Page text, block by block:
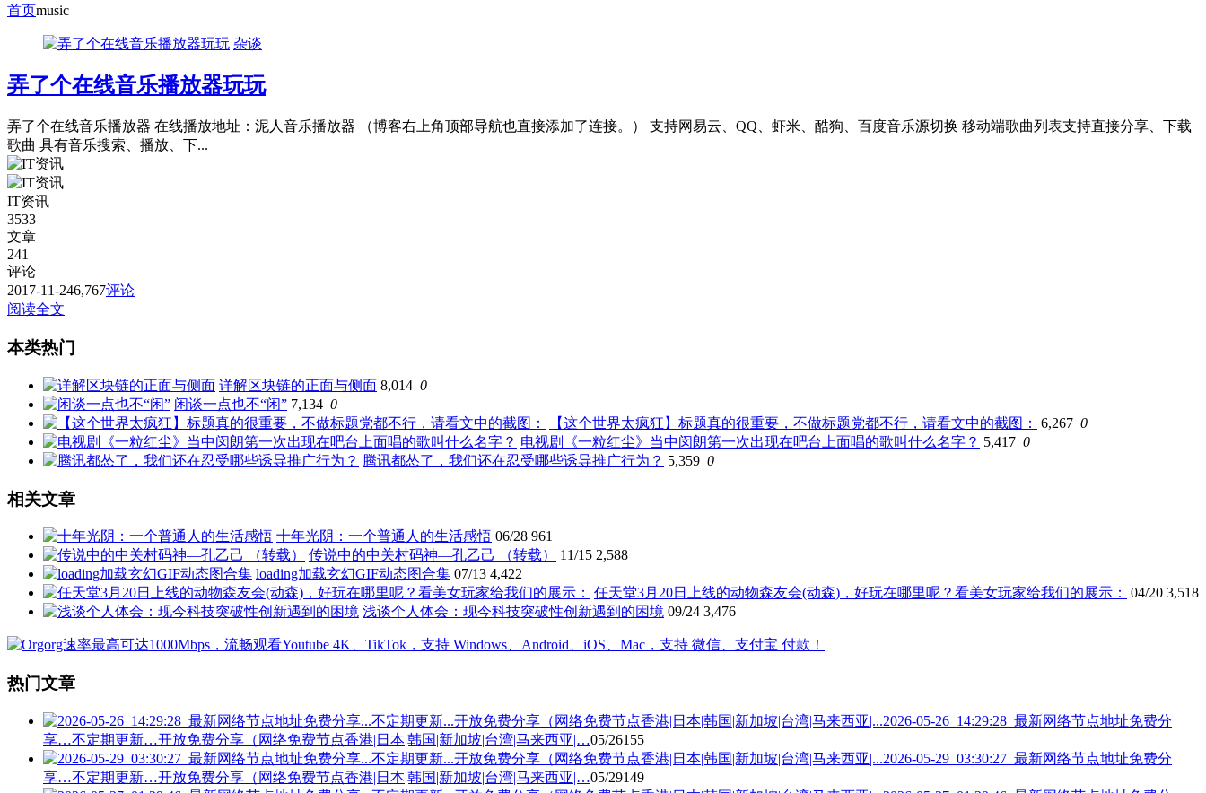
首页music
杂谈
弄了个在线音乐播放器玩玩
弄了个在线音乐播放器 在线播放地址：泥人音乐播放器 （博客右上角顶部导航也直接添加了连接。） 支持网易云、QQ、虾米、酷狗、百度音乐源切换 移动端歌曲列表支持直接分享、下载
歌曲 具有音乐搜索、播放、下...
IT资讯
3533
文章
241
评论
2017-11-246,767评论
阅读全文
本类热门
详解区块链的正面与侧面 8,014 0
闲谈一点也不“闲” 7,134 0
【这个世界太疯狂】标题真的很重要，不做标题党都不行，请看文中的截图：
6,267 0
电视剧《一粒红尘》当中闵朗第一次出现在吧台上面唱的歌叫什么名字？ 5,417 0
腾讯都怂了，我们还在忍受哪些诱导推广行为？ 5,359 0
相关文章
十年光阴：一个普通人的生活感悟 06/28 961
传说中的中关村码神—孔乙己 （转载）
11/15 2,588
loading加载玄幻GIF动态图合集 07/13 4,422
任天堂3月20日上线的动物森友会(动森)，好玩在哪里呢？看美女玩家给我们的展示：
04/20 3,518
浅谈个人体会：现今科技突破性创新遇到的困境 09/24 3,476
热门文章
2026-05-26_14:29:28_最新网络节点地址免费分
享…不定期更新…开放免费分享（网络免费节点香港|日本|韩国|新加坡|台湾|马来西亚|…05/26155
2026-05-29_03:30:27_最新网络节点地址免费分
享…不定期更新…开放免费分享（网络免费节点香港|日本|韩国|新加坡|台湾|马来西亚|…05/29149